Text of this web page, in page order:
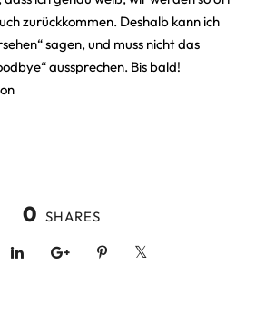
zurückkommen. Deshalb kann ich
sagen, und muss nicht das
aussprechen. Bis bald!
0 SHARES